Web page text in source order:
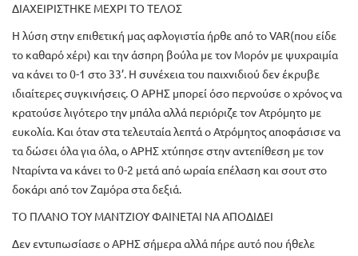
ΔΙΑΧΕΙΡΙΣΤΗΚΕ ΜΕΧΡΙ ΤΟ ΤΕΛΟΣ
Η λύση στην επιθετική μας αφλογιστία ήρθε από το VAR(που είδε
το καθαρό χέρι) και την άσπρη βούλα με τον Μορόν με ψυχραιμία
να κάνει το 0-1 στο 33’. Η συνέχεια του παιχνιδιού δεν έκρυβε
ιδιαίτερες συγκινήσεις. Ο ΑΡΗΣ μπορεί όσο περνούσε ο χρόνος να
κρατούσε λιγότερο την μπάλα αλλά περιόριζε τον Ατρόμητο με
ευκολία. Και όταν στα τελευταία λεπτά ο Ατρόμητος αποφάσισε να
τα δώσει όλα για όλα, ο ΑΡΗΣ χτύπησε στην αντεπίθεση με τον
Νταρίντα να κάνει το 0-2 μετά από ωραία επέλαση και σουτ στο
δοκάρι από τον Ζαμόρα στα δεξιά.
ΤΟ ΠΛΑΝΟ ΤΟΥ ΜΑΝΤΖΙΟΥ ΦΑΙΝΕΤΑΙ ΝΑ ΑΠΟΔΙΔΕΙ
Δεν εντυπωσίασε ο ΑΡΗΣ σήμερα αλλά πήρε αυτό που ήθελε